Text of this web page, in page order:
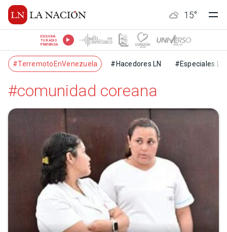
15°
ESCUCHÁ
TU RADIO
PREFERIDA
#TerremotoEnVenezuela #Hacedores LN #Especiales LN
#comunidad coreana